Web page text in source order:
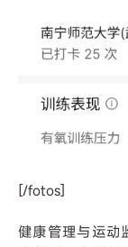
[/fotos]
健康管理与运动